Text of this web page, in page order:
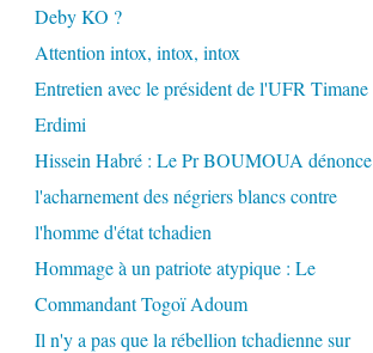
Deby KO ?
Attention intox, intox, intox
Entretien avec le président de l'UFR Timane
Erdimi
Hissein Habré : Le Pr BOUMOUA dénonce
l'acharnement des négriers blancs contre
l'homme d'état tchadien
Hommage à un patriote atypique : Le
Commandant Togoï Adoum
Il n'y a pas que la rébellion tchadienne sur